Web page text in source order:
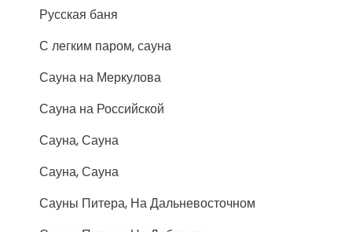
Русская баня
С легким паром, сауна
Сауна на Меркулова
Сауна на Российской
Сауна, Сауна
Сауна, Сауна
Сауны Питера, На Дальневосточном